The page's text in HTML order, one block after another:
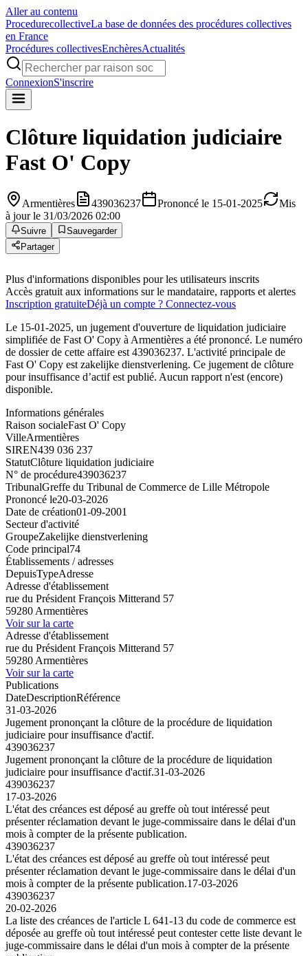
Aller au contenu
ProcedurecollectiveLa base de données des procédures collectives
en France
Procédures collectivesEnchèresActualités
ConnexionS'inscrire
Clôture liquidation judiciaire
Fast O' Copy
Armentières 439036237 Prononcé le 15-01-2025
Mis
à jour le 31/03/2026 02:00
Suivre
Sauvegarder
Partager
Plus d'informations disponibles pour les utilisateurs inscrits
Accès gratuit aux informations sur le mandataire, rapports et alertes
Inscription gratuiteDéjà un compte ? Connectez-vous
Le 15-01-2025, un jugement d'ouverture de liquidation judiciaire
simplifiée de Fast O' Copy à Armentières a été prononcé. Le numéro
de dossier de cette affaire est 439036237. L'activité principale de
Fast O' Copy est zakelijke dienstverlening. Ce jugement de clôture
pour insuffisance d’actif est publié. Aucun rapport n'est (encore)
disponible.
Informations générales
Raison socialeFast O' Copy
VilleArmentières
SIREN439 036 237
StatutClôture liquidation judiciaire
N° de procédure439036237
TribunalGreffe du Tribunal de Commerce de Lille Métropole
Prononcé le20-03-2026
Date de création01-09-2001
Secteur d'activité
GroupeZakelijke dienstverlening
Code principal74
Établissements / adresses
DepuisTypeAdresse
Adresse d'établissement
rue du Président François Mitterand 57
59280 Armentières
Voir sur la carte
Adresse d'établissement
rue du Président François Mitterand 57
59280 Armentières
Voir sur la carte
Publications
DateDescriptionRéférence
31-03-2026
Jugement prononçant la clôture de la procédure de liquidation
judiciaire pour insuffisance d'actif.
439036237
Jugement prononçant la clôture de la procédure de liquidation
judiciaire pour insuffisance d'actif.31-03-2026
439036237
17-03-2026
L'état des créances est déposé au greffe où tout intéressé peut
présenter réclamation devant le juge-commissaire dans le délai d'un
mois à compter de la présente publication.
439036237
L'état des créances est déposé au greffe où tout intéressé peut
présenter réclamation devant le juge-commissaire dans le délai d'un
mois à compter de la présente publication.17-03-2026
439036237
20-02-2026
La liste des créances de l'article L 641-13 du code de commerce est
déposée au greffe où tout intéressé peut contester cette liste devant le
juge-commissaire dans le délai d'un mois à compter de la présente